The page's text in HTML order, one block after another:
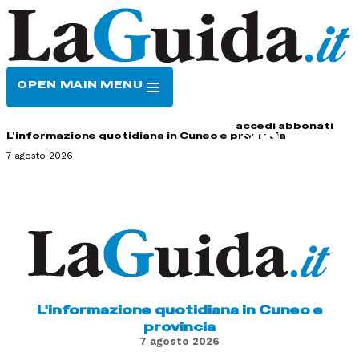
OPEN MAIN MENU
accedi abbonati
L'informazione quotidiana in Cuneo e provincia
7 agosto 2026
L'informazione quotidiana in Cuneo e
provincia
7 agosto 2026